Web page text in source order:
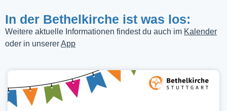
In der Bethelkirche ist was los:
Weitere aktuelle Informationen findest du auch im Kalender
oder in unsererApp